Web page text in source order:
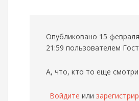
Опубликовано 15
21:59 пользователем
А, что, кто то еще
Войдите или